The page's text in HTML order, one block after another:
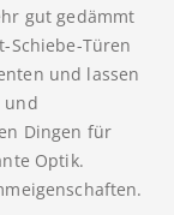
gut gedämmt
Schiebe-Türen
und lassen
und
Dingen für
Optik.